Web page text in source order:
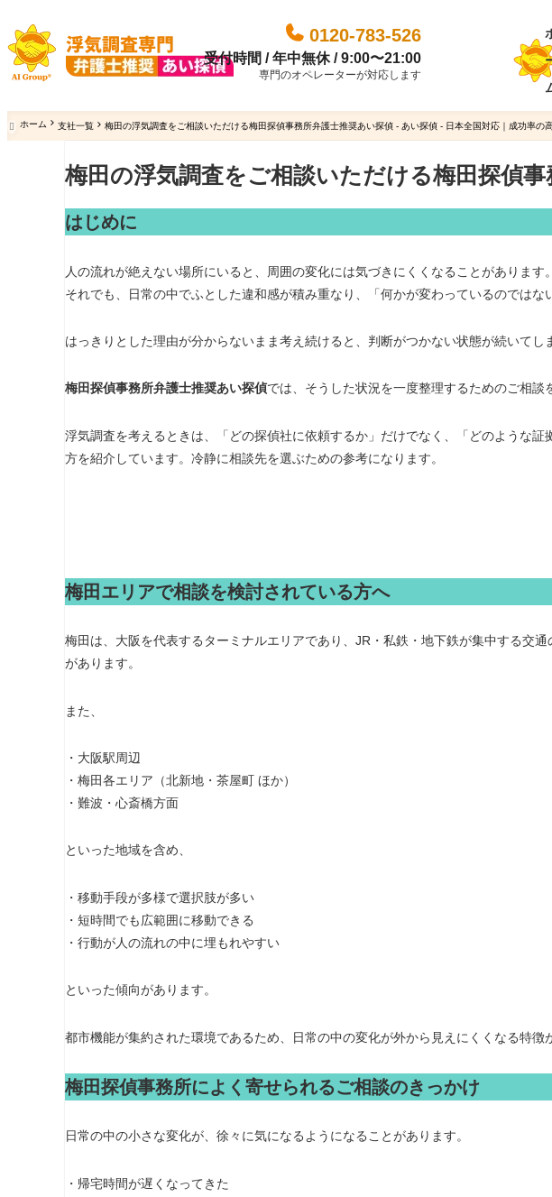
0120-783-526
受付時間 / 年中無休 / 9:00〜21:00
専門のオペレーターが対応します
 ホーム 支社一覧 梅田の浮気調査をご相談いただける梅田探偵事務所弁護士推奨あい探偵 - あい探偵 - 日本全国対応｜成功率の
梅田の浮気調査をご相談いただける梅田探偵
はじめに
人の流れが絶えない場所にいると、周囲の変化には気づきにくくなることがあります。
それでも、日常の中でふとした違和感が積み重なり、「何かが変わっているのではな
はっきりとした理由が分からないまま考え続けると、判断がつかない状態が続いてし
梅田探偵事務所弁護士推奨あい探偵では、そうした状況を一度整理するためのご相談
浮気調査を考えるときは、「どの探偵社に依頼するか」だけでなく、「どのような
方を紹介しています。冷静に相談先を選ぶための参考になります。
梅田エリアで相談を検討されている方へ
梅田は、大阪を代表するターミナルエリアであり、JR・私鉄・地下鉄が集中する交
があります。
また、
・大阪駅周辺
・梅田各エリア（北新地・茶屋町 ほか）
・難波・心斎橋方面
といった地域を含め、
・移動手段が多様で選択肢が多い
・短時間でも広範囲に移動できる
・行動が人の流れの中に埋もれやすい
といった傾向があります。
都市機能が集約された環境であるため、日常の中の変化が外から見えにくくなる特徴
梅田探偵事務所によく寄せられるご相談のきっかけ
日常の中の小さな変化が、徐々に気になるようになることがあります。
・帰宅時間が遅くなってきた